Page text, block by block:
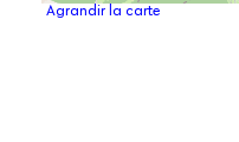
Agrandir la carte